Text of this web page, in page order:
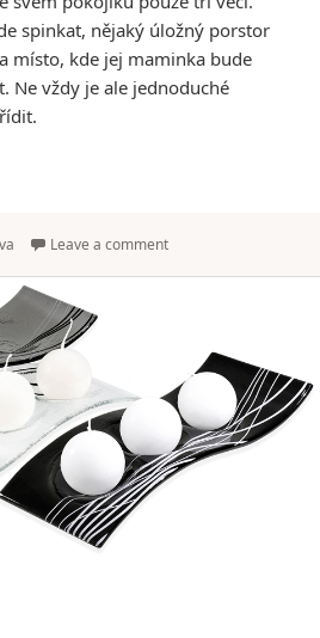
spinkat, nějaký úložný porstor
místo, kde jej maminka bude
Ne vždy je ale jednoduché
pokoj pro miminko se zvířátky
Leave a comment